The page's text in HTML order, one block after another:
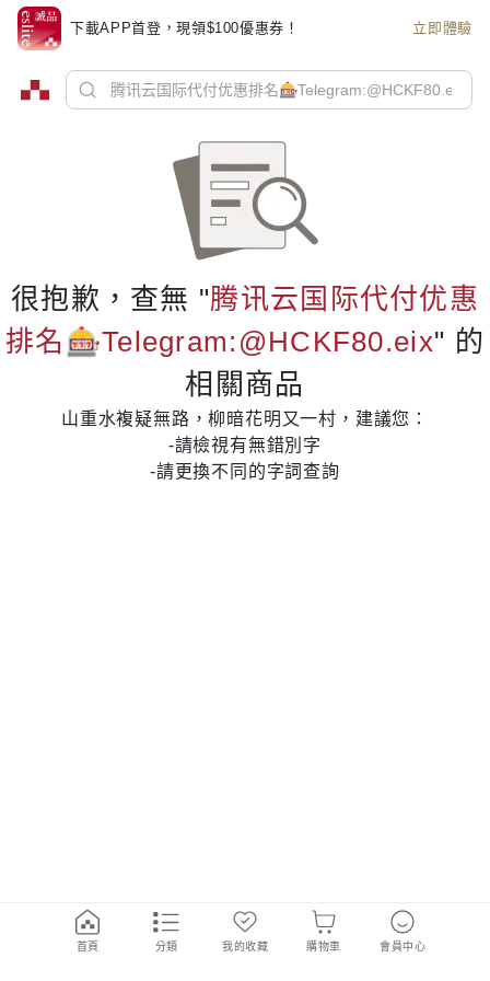
下載APP首登，現領$100優惠券！ 立即體驗
很抱歉，查無 "腾讯云国际代付优惠
排名🎰Telegram:@HCKF80.eix" 的
相關商品
山重水複疑無路，柳暗花明又一村，建議您：
-請檢視有無錯別字
-請更換不同的字詞查詢
首頁 分類 我的收藏 購物車 會員中心